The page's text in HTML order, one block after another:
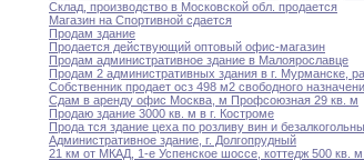
Склад производство в Московской обл продается
Магазин на Спортивной сдается
Продам здание
Продается действующий оптовый офис-магазин
Продам административное здание в Малоярославце
Продам 2 административных здания в г. Мурманске
Собственник продает осз 498 м2 свободного
Сдам в аренду офис Москва м Профсоюзная 29 кв м
Продаю здание 3000 кв м в г. Костроме
Прода тся здание цеха по розливу вин и
Административное здание г. Долгопрудный
21 км от МКАД
1-е Успенское шоссе коттедж 500 кв м